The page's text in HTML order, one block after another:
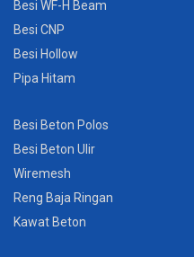
Besi WF-H Beam
Besi CNP
Besi Hollow
Pipa Hitam
Besi Beton Polos
Besi Beton Ulir
Wiremesh
Reng Baja Ringan
Kawat Beton